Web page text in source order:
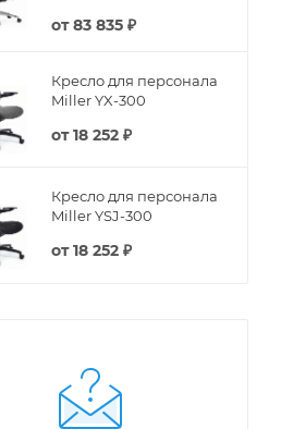
от83 835 ₽
Кресло для персонала
Miller YX-300
от18 252 ₽
Кресло для персонала
Miller YSJ-300
от18 252 ₽